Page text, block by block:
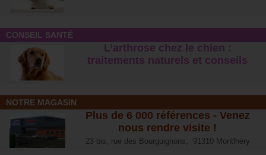
CONSEIL SANTÉ
L’arthrose chez le chien :
traitements naturels et conseil s
NOTRE MAGASIN
Plus de 6 000 références - Venez
nous rendre visite !
23 bis, rue des Bourguignons, 91310 Montlhéry